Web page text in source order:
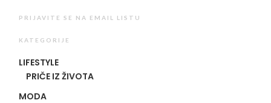
PRIJAVITE SE NA EMAIL LISTU
KATEGORIJE
LIFESTYLE
PRIČE IZ ŽIVOTA
MODA